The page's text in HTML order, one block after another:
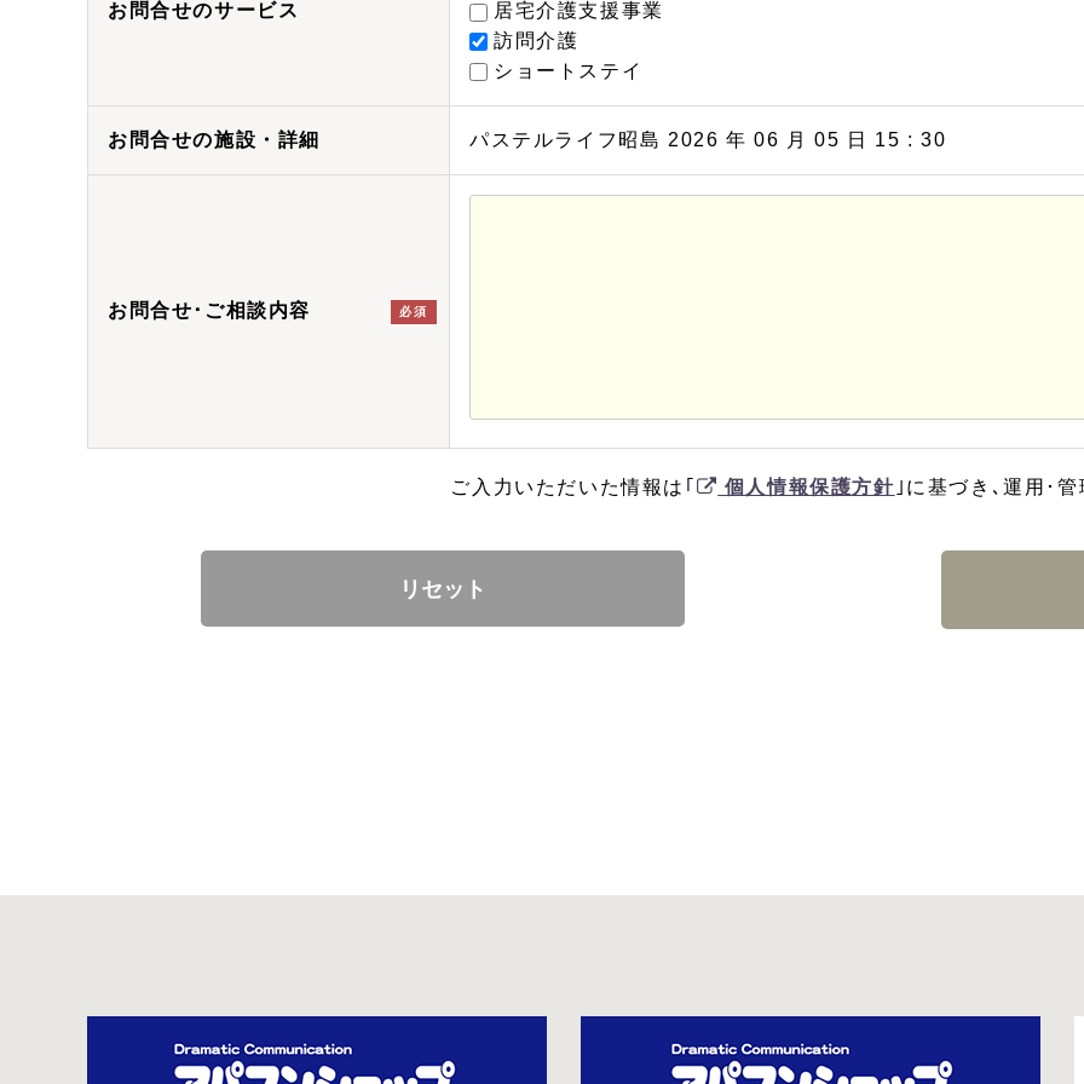
お問合せのサービス
居宅介護支援事業
訪問介護
ショートステイ
お問合せの施設・詳細 パステルライフ昭島 2026 年 06 月 05 日 15 : 30
お問合せ･ご相談内容 必須
ご入力いただいた情報は｢ 個人情報保護方針 ｣に基づき､運用･管